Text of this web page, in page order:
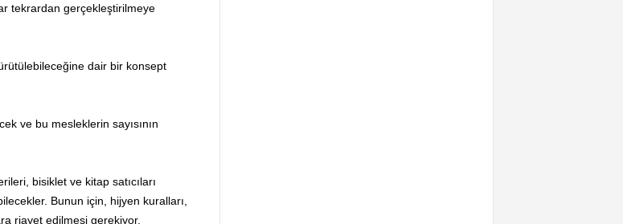
tekrardan gerçekleştirilmeye
dair bir konsept
ve bu mesleklerin sayısının
bisiklet ve kitap satıcıları
Bunun için, hijyen kuralları,
riayet edilmesi gerekiyor.